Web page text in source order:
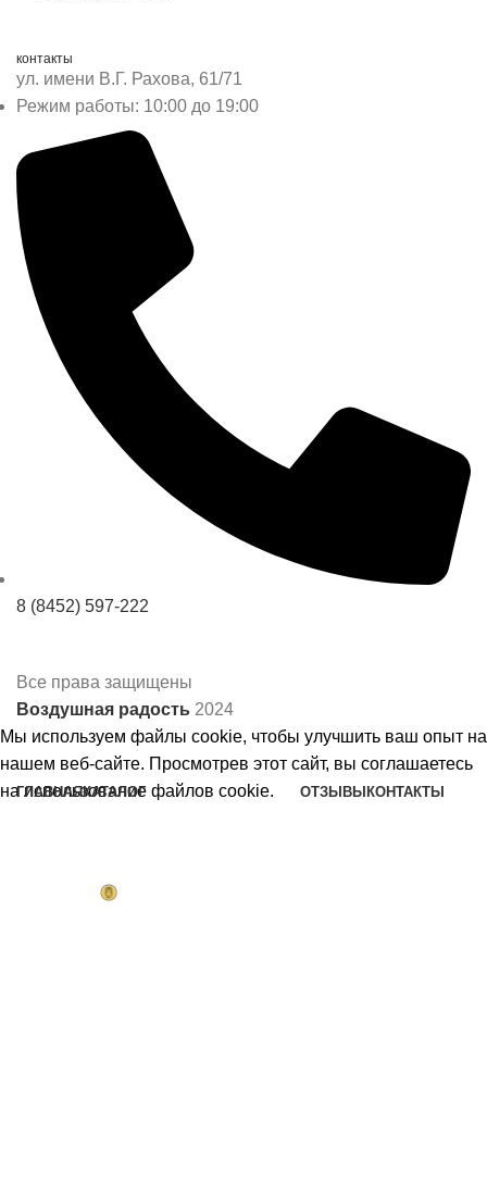
контакты
ул. имени В.Г. Рахова, 61/71
Режим работы: 10:00 до 19:00
8 (8452) 597-222
Все права защищены
Воздушная радость 2024
ГЛАВНАЯКАТАЛОГ ОТЗЫВЫ КОНТАКТЫ
Мы используем файлы cookie, чтобы улучшить ваш опыт на
нашем веб-сайте. Просмотрев этот сайт, вы соглашаетесь
на использование файлов cookie.